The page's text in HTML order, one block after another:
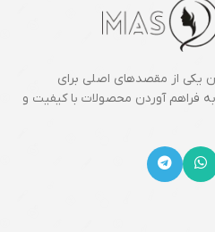
یکی از مقصدهای اصلی برای
فراهم آوردن محصولات با کیفیت و